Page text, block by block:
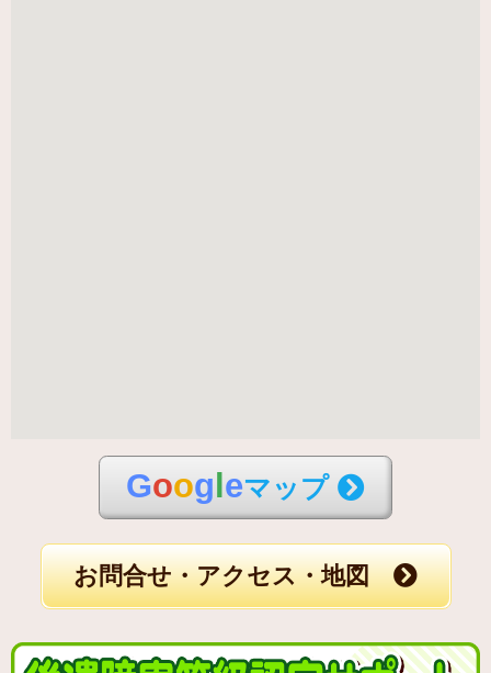
Goog eマップ
お問合せ・アクセス・地図